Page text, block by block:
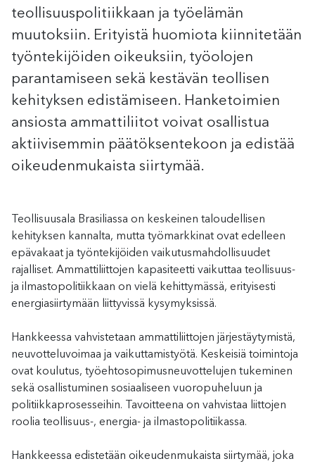
teollisuuspolitiikkaan ja työelämän
muutoksiin. Erityistä huomiota kiinnitetään
työntekijöiden oikeuksiin, työolojen
parantamiseen sekä kestävän teollisen
kehityksen edistämiseen. Hanketoimien
ansiosta ammattiliitot voivat osallistua
aktiivisemmin päätöksentekoon ja edistää
oikeudenmukaista siirtymää.
Teollisuusala Brasiliassa on keskeinen taloudellisen
kehityksen kannalta, mutta työmarkkinat ovat edelleen
epävakaat ja työntekijöiden vaikutusmahdollisuudet
rajalliset. Ammattiliittojen kapasiteetti vaikuttaa teollisuus-
ja ilmastopolitiikkaan on vielä kehittymässä, erityisesti
energiasiirtymään liittyvissä kysymyksissä.
Hankkeessa vahvistetaan ammattiliittojen järjestäytymistä,
neuvotteluvoimaa ja vaikuttamistyötä. Keskeisiä toimintoja
ovat koulutus, työehtosopimusneuvottelujen tukeminen
sekä osallistuminen sosiaaliseen vuoropuheluun ja
politiikkaprosesseihin. Tavoitteena on vahvistaa liittojen
roolia teollisuus-, energia- ja ilmastopolitiikassa.
Hankkeessa edistetään oikeudenmukaista siirtymää, joka